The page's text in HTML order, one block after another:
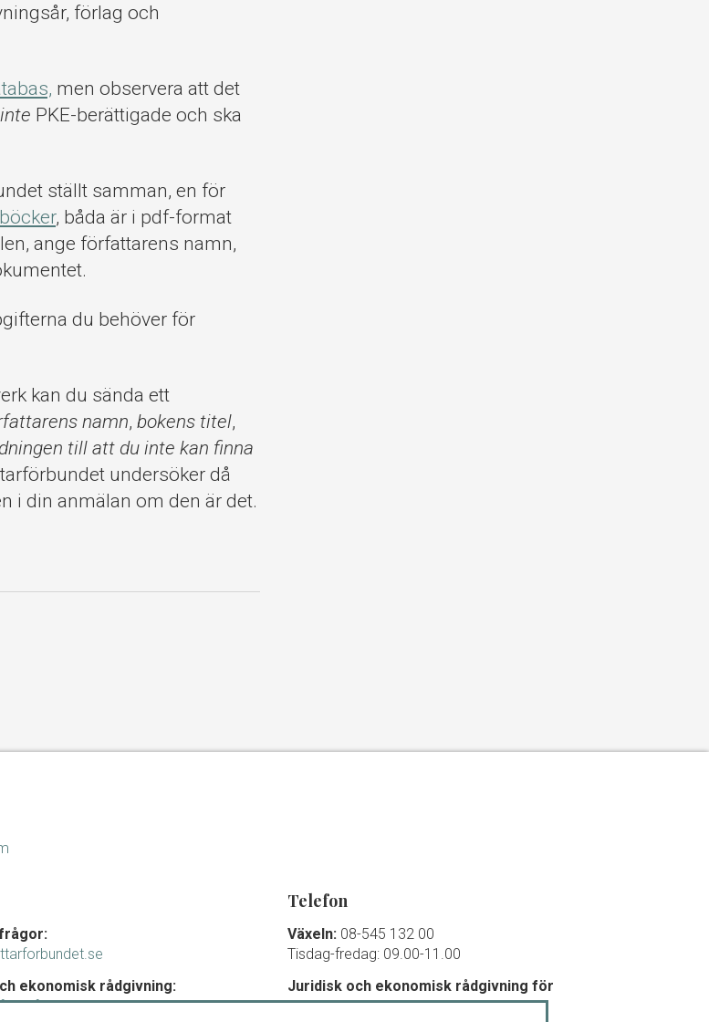
förlag och
men observera att det
inte PKE-berättigade och ska
ställt samman, en för
, båda är i pdf-format
ange författarens namn,
du behöver för
kan du sända ett
namn, bokens titel,
till att du inte kan finna
undersöker då
i din anmälan om den är det.
ekonomisk rådgivning:
Telefon
Växeln:08-545 132 00
Tisdag-fredag: 09.00-11.00
Juridisk och ekonomisk rådgivning för
medlemmar och debutanter: